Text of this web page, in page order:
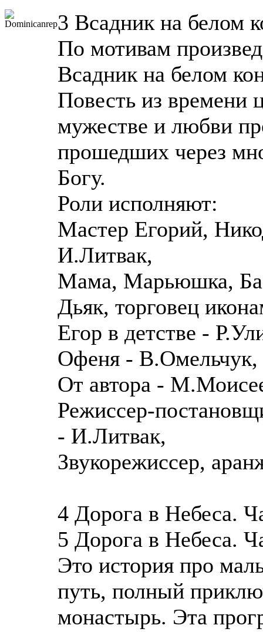
3 Всадник на белом
По мотивам
Всадник на белом
Повесть из времени
мужестве и любви
прошедших через
Богу.
Роли исполняют:
Мастер Егорий,
И.Литвак,
Мама, Марьюшка,
Дьяк, торговец
Егор в детстве -
Офеня - В.Омельчук,
От автора -
Режиссер-
- И.Литвак,
Звукорежиссер,
4 Дорога в Небеса.
5 Дорога в Небеса.
Это история про
путь, полный
монастырь. Эта